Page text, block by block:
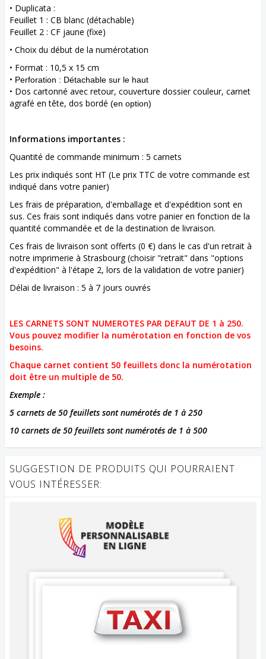
• Duplicata :
Feuillet 1 : CB blanc (détachable)
Feuillet 2 : CF jaune (fixe)
• Choix du début de la numérotation
• Format : 10,5 x 15 cm
• Perforation : Détachable sur le haut
• Dos cartonné avec retour, couverture dossier couleur, carnet
agrafé en tête, dos bordé (en option)
Informations importantes :
Quantité de commande minimum : 5 carnets
Les prix indiqués sont HT (Le prix TTC de votre commande est
indiqué dans votre panier)
Les frais de préparation, d'emballage et d'expédition sont en
sus. Ces frais sont indiqués dans votre panier en fonction de la
quantité commandée et de la destination de livraison.
Ces frais de livraison sont offerts (0 €) dans le cas d'un retrait à
notre imprimerie à Strasbourg (choisir "retrait" dans "options
d'expédition" à l'étape 2, lors de la validation de votre panier)
Délai de livraison : 5 à 7 jours ouvrés
LES CARNETS SONT NUMEROTES PAR DEFAUT DE 1 à 250.
Vous pouvez modifier la numérotation en fonction de vos
besoins.
Chaque carnet contient 50 feuillets donc la numérotation
doit être un multiple de 50.
Exemple :
5 carnets de 50 feuillets sont numérotés de 1 à 250
10 carnets de 50 feuillets sont numérotés de 1 à 500
SUGGESTION DE PRODUITS QUI POURRAIENT
VOUS INTÉRESSER: